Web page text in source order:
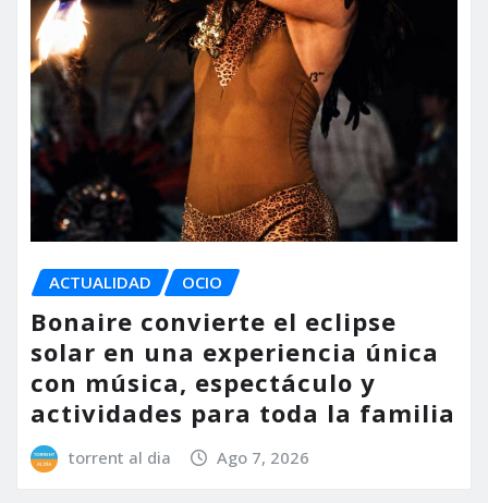
ACTUALIDAD OCIO
Bonaire convierte el eclipse
solar en una experiencia única
con música, espectáculo y
actividades para toda la familia
torrent al dia Ago 7, 2026